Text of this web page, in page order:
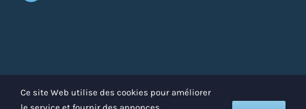
Ce site Web utilise des cookies pour améliorer